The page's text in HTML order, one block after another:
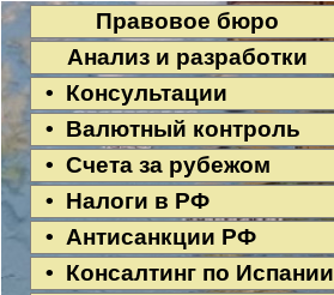
Правовое бюро
Анализ и разработки
• Консультации
• Валютный контроль
• Счета за рубежом
• Налоги в РФ
• Антисанкции РФ
• Консалтинг по Испании